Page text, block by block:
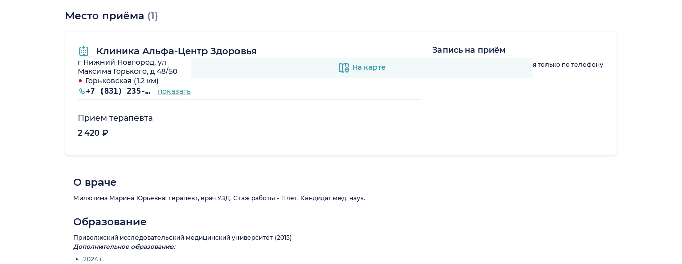
Место приёма (1)
Клиника Альфа-Центр Здоровья
г Нижний Новгород, ул
Максима Горького, д 48/50
Горьковская (1.2 км)
+7 (831) 235-10-51 показать
На карте
Прием терапевта
2 420 ₽
Запись на приём
В клинику можно записаться только по телефону
О враче
Милютина Марина Юрьевна: терапевт, врач УЗД. Стаж работы - 11 лет. Кандидат мед. наук.
Образование
Приволжский исследовательский медицинский университет (2015)
Дополнительное образование:
2024 г.